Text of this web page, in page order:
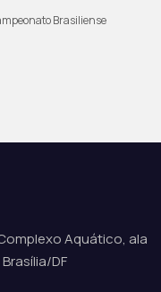
Brasiliense
Aquático, ala
DF